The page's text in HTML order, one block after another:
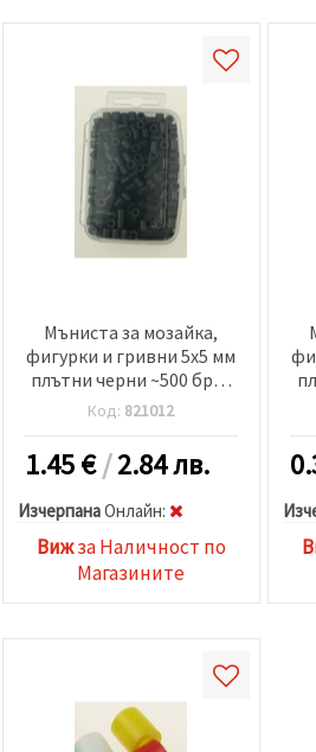
Мъниста за мозайка,
фигурки и гривни 5x5 мм
плътни черни ~500 броя
в кутия
Код: 821012
1.45€/2.84 лв.
ИзчерпанаOнлайн:
Вижза Наличност по
Магазините